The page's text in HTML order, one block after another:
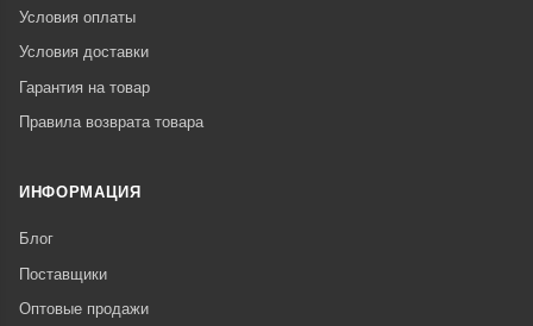
Условия оплаты
Условия доставки
Гарантия на товар
Правила возврата товара
ИНФОРМАЦИЯ
Блог
Поставщики
Оптовые продажи